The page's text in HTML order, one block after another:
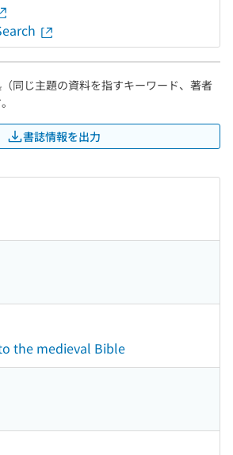
同じ主題の資料を指すキーワード、著者
書誌情報を出力
the medieval Bible